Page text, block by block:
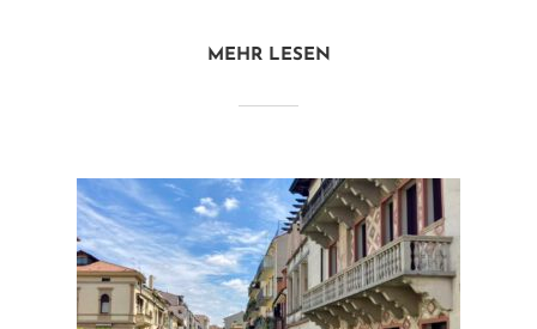
Kommentar hinzufügen
MEHR LESEN